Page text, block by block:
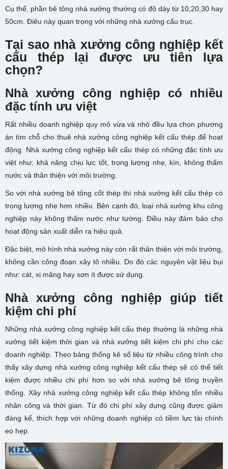
Cụ thể, phần bê tông nhà xưởng thường có độ dày từ 10,20,30 hay
50cm. Điêu này quan trọng với những nhà xưởng cẩu trục.
Tại sao nhà xưởng công nghiệp kết
cấu thép lại được ưu tiên lựa
chọn?
Nhà xưởng công nghiệp có nhiều
đặc tính ưu việt
Rất nhiều doanh nghiệp quy mô vừa và nhỏ đều lựa chọn phương
án tìm chỗ cho thuê nhà xưởng công nghiệp kết cấu thép để hoạt
động. Nhà xưởng công nghiệp kết cấu thép có những đặc tính ưu
việt như: khả năng chịu lực tốt, trọng lượng nhẹ, kín, không thấm
nước và thân thiện với môi trường.
So với nhà xưởng bê tông cốt thép thì nhà xưởng kết cấu thép có
trọng lượng nhẹ hơn nhiều. Bên cạnh đó, loại nhà xưởng khu công
nghiệp này không thấm nước như tường. Điều này đảm bảo cho
hoạt động sản xuất diễn ra hiệu quả.
Đặc biệt, mô hình nhà xưởng này còn rất thân thiện với môi trường,
không cần công đoạn xây tô nhiều. Do đó các nguyên vật liệu bụi
như: cát, xi măng hay sơn ít được sử dụng.
Nhà xưởng công nghiệp giúp tiết
kiệm chi phí
Những nhà xưởng công nghiệp kết cấu thép thường là những nhà
xưởng tiết kiệm thời gian và nhà xưởng tiết kiệm chi phí cho các
doanh nghiệp. Theo bảng thống kê số liệu từ nhiều công trình cho
thấy xây dựng nhà xưởng công nghiệp kết cấu thép sẽ có thể tiết
kiệm được nhiều chi phí hơn so với nhà xưởng bê tông truyền
thống. Xây nhà xưởng công nghiệp kết cấu thép không tốn nhiều
nhân công và thời gian. Từ đó chi phí xây dựng cũng được giảm
đáng kể, thích hợp với những doanh nghiệp có tiềm lực tài chính
eo hẹp.